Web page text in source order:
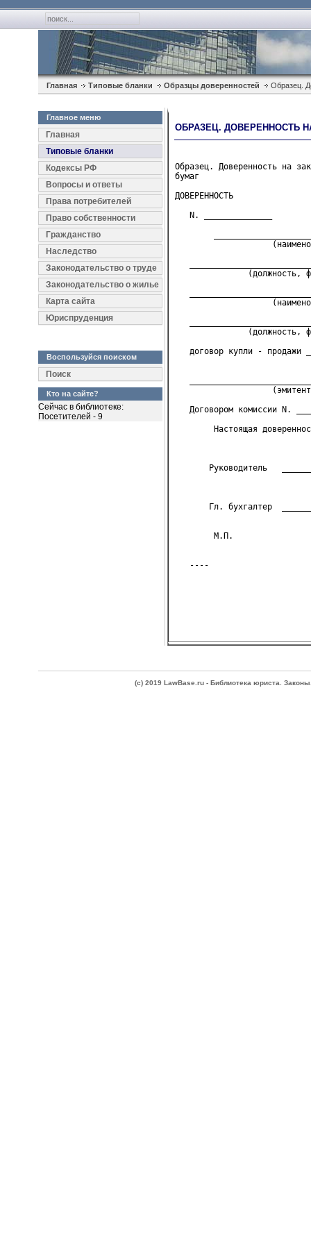
Главная Типовые бланки Образцы доверенностей Образец.
Главное меню
Главная
Типовые бланки
Кодексы РФ
Вопросы и ответы
Права потребителей
Право собственности
Гражданство
Наследство
Законодательство о труде
Законодательство о жилье
Карта сайта
Юриспруденция
Воспользуйся поиском
Поиск
Кто на сайте?
Сейчас в библиотеке:
Посетителей - 9
ОБРАЗЕЦ. ДОВЕРЕННОСТЬ
Образец. Доверенность на
бумаг
ДОВЕРЕННОСТЬ
N. ______________
(наименование
(должность,
(наименование
(должность,
договор купли - продажи
Договором комиссии N.
Настоящая доверенность
Руководитель
Гл. бухгалтер
М.П.
(c) 2019 LawBase.ru - Библиотека юриста.